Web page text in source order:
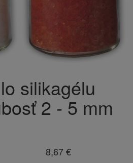
silikagélu
2 - 5 mm
8,67 €